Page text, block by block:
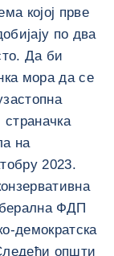
којој прве
по два
Да би
мора да се
на
2023.
ФДП
демократска
општи